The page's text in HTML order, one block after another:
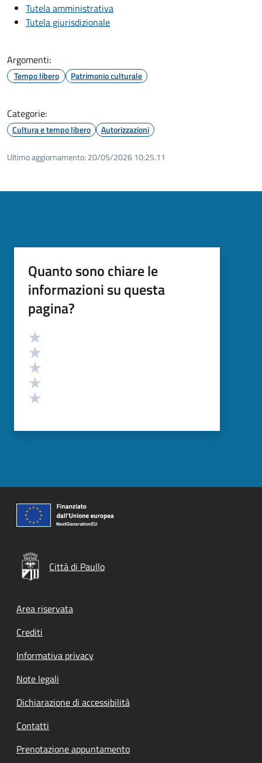
Tutela amministrativa
Tutela giurisdizionale
Argomenti:
Tempo libero Patrimonio culturale
Categorie:
Cultura e tempo libero Autorizzazioni
Ultimo aggiornamento: 20/05/2026 10:25.11
Quanto sono chiare le
informazioni su questa
pagina?
Valutazione
Città di Paullo
Footer menu
Area riservata
Crediti
Informativa privacy
Note legali
Dichiarazione di accessibilità
Contatti
Prenotazione appuntamento